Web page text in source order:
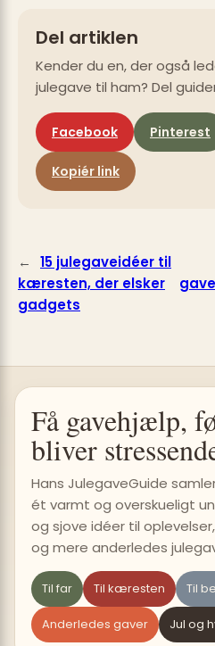
Del artiklen
Kender du en, der også
julegave til ham? Del
Facebook Pinterest
Kopiér link
←
15 julegaveidéer til
kæresten, der elsker
gadgets
Få gavehjælp,
bliver
Hans JulegaveGuide
ét varmt og overskueligt
og sjove idéer til
og mere anderledes
Til far Til kæresten Til
Anderledes gaver Jul og